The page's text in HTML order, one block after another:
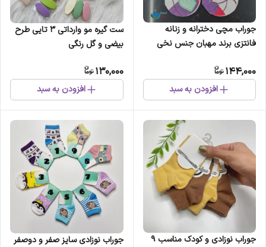
جوراب مچی دخترانه و زنانه
فانتزی برند مهبان جنس نخی
144,000
افزودن به سبد
ست گیره مو وارداتی 3 تایی طرح
بیضی و گل رنگی
130,000
افزودن به سبد
جوراب نوزادی و کودک مناسب 9
جوراب نوزادی سایز صفر و دوصفر